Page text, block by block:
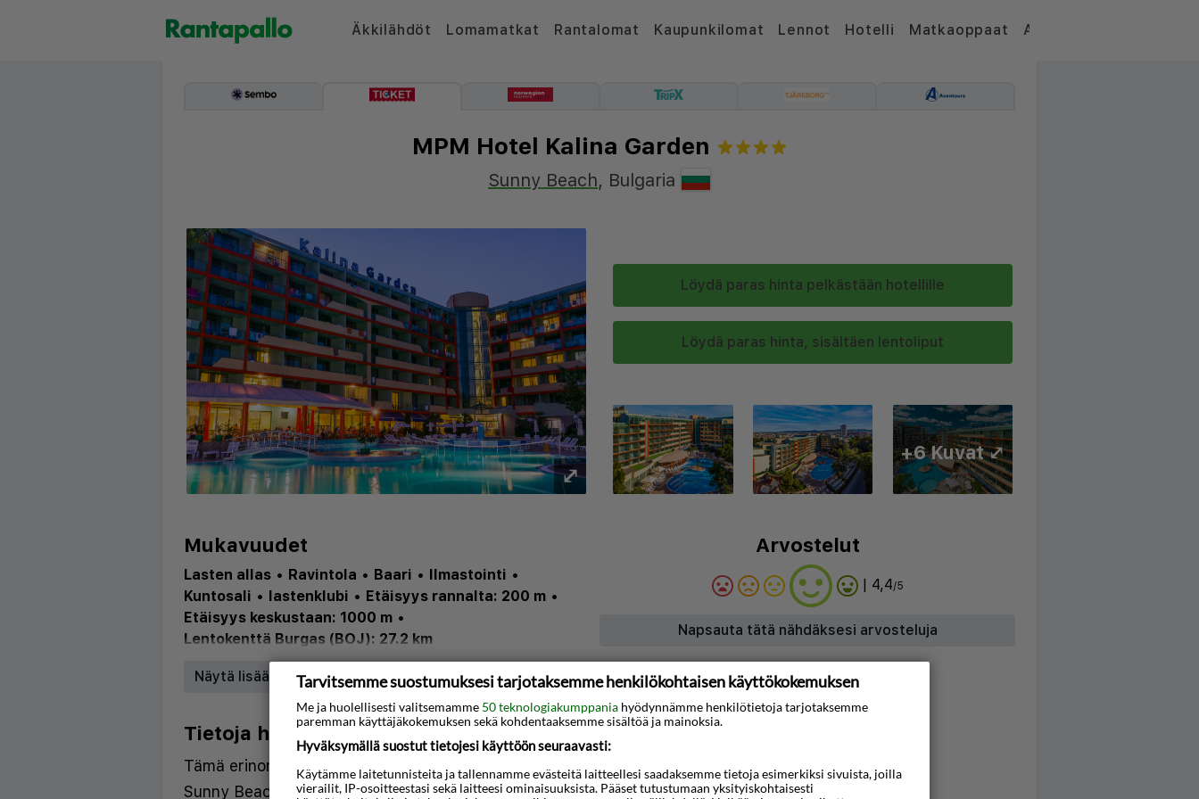
Äkkilähdöt Lomamatkat Rantalomat Kaupunkilomat Lennot Hotelli Matkaoppaat Artikkelit
MPM Hotel Kalina Garden
Sunny Beach, Bulgaria
⤢
Löydä paras hinta pelkästään hotellille
Löydä paras hinta, sisältäen lentoliput
+6 Kuvat ⤢
Mukavuudet
Lasten allas • Ravintola • Baari • Ilmastointi •
Kuntosali • lastenklubi • Etäisyys rannalta: 200 m •
Etäisyys keskustaan: 1000 m •
Lentokenttä Burgas (BOJ): 27.2 km
Näytä lisää
Arvostelut
| 4,4/5
Napsauta tätä nähdäksesi arvosteluja
Tietoja hotellista
Tämä erinomainen majoitusliike sijaitsee kätevästi
Sunny Beachissä, joka on merkittävä
Kartta
Tarvitsemme suostumuksesi tarjotaksemme henkilökohtaisen käyttökokemuksen
Me ja huolellisesti valitsemamme 50 teknologiakumppania hyödynnämme henkilötietoja tarjotaksemme
paremman käyttäjäkokemuksen sekä kohdentaaksemme sisältöä ja mainoksia.
Hyväksymällä suostut tietojesi käyttöön seuraavasti:
Käytämme laitetunnisteita ja tallennamme evästeitä laitteellesi saadaksemme tietoja esimerkiksi sivuista, joilla
vierailit, IP-osoitteestasi sekä laitteesi ominaisuuksista. Pääset tutustumaan yksityiskohtaisesti